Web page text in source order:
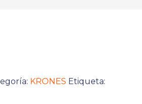
KRONES Etiqueta: